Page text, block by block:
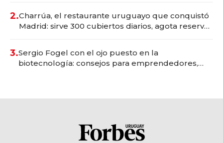
2.Charrúa, el restaurante uruguayo que conquistó
Madrid: sirve 300 cubiertos diarios, agota reservas
3.Sergio Fogel con el ojo puesto en la
biotecnología: consejos para emprendedores,